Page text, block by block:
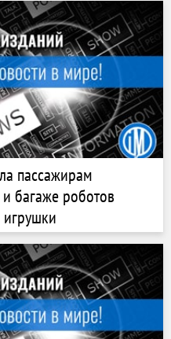
пассажирам
багаже роботов